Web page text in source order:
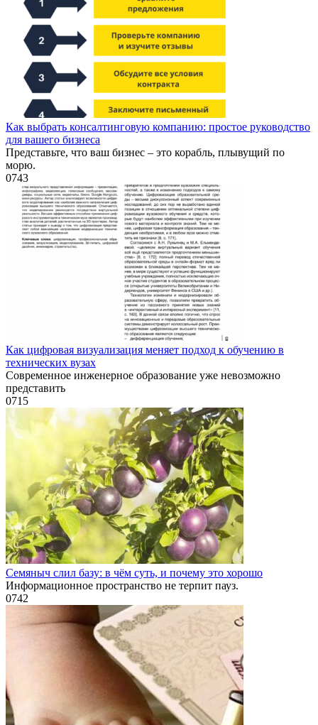
Как выбрать консалтинговую компанию: простое руководство
для вашего бизнеса
Представьте, что ваш бизнес – это корабль, плывущий по
морю.
0743
Как цифровая визуализация меняет подход к обучению в
технических вузах
Современное инженерное образование уже невозможно
представить
0715
Семяныч слил базу: в чём суть, и почему это хорошо
Информационное пространство не терпит пауз.
0742